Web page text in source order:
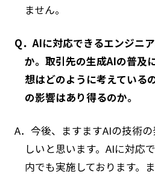
ません。
Q．AIに対応できるエンジニ
か。取引先の生成AIの普及
想はどのように考えている
の影響はあり得るのか。
A．今後、ますますAIの技術
しいと思います。AIに対応
内でも実施しております。